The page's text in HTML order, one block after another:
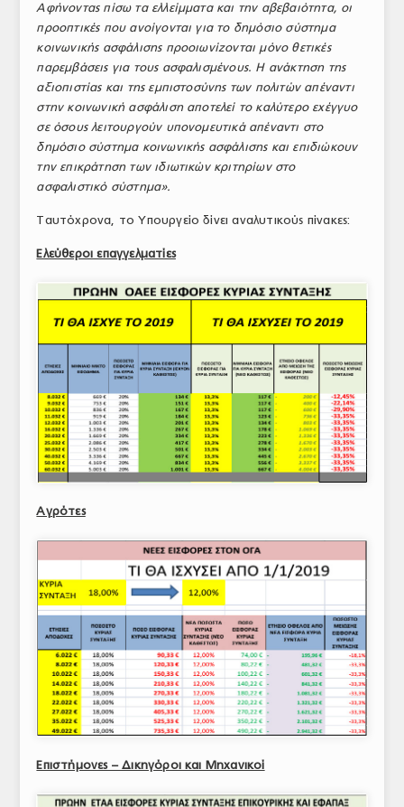
Αφήνοντας πίσω τα ελλείμματα και την αβεβαιότητα, οι
προοπτικές που ανοίγονται για το δημόσιο σύστημα
κοινωνικής ασφάλισης προοιωνίζονται μόνο θετικές
παρεμβάσεις για τους ασφαλισμένους. Η ανάκτηση της
αξιοπιστίας και της εμπιστοσύνης των πολιτών απέναντι
στην κοινωνική ασφάλιση αποτελεί το καλύτερο εχέγγυο
σε όσους λειτουργούν υπονομευτικά απέναντι στο
δημόσιο σύστημα κοινωνικής ασφάλισης και επιδιώκουν
την επικράτηση των ιδιωτικών κριτηρίων στο
ασφαλιστικό σύστημα».
Ταυτόχρονα, το Υπουργείο δίνει αναλυτικούς πίνακες:
Ελεύθεροι επαγγελματίες
Αγρότες
Επιστήμονες – Δικηγόροι και Μηχανικοί